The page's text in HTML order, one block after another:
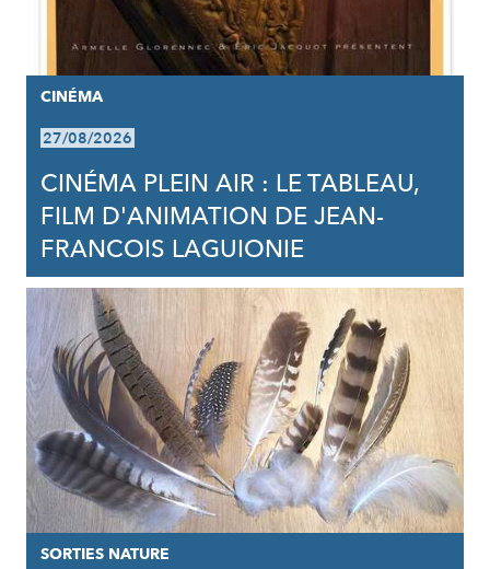
CINÉMA
27/08/2026
CINÉMA PLEIN AIR : LE TABLEAU,
FILM D'ANIMATION DE JEAN-
FRANCOIS LAGUIONIE
SORTIES NATURE